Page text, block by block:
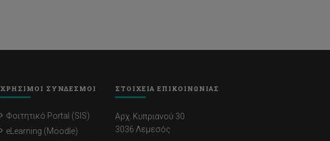
ΧΡΗΣΙΜΟΙ ΣΥΝΔΕΣΜΟΙ
Φοιτητικό Portal (SIS)
eLearning (Moodle)
ΣΤΟΙΧΕΙΑ ΕΠΙΚΟΙΝΩΝΙΑΣ
Αρχ. Κυπριανού 30
3036 Λεμεσός